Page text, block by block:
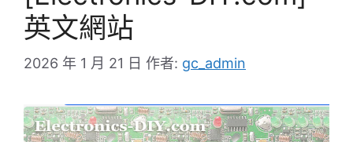
英文網站
2026 年 1 月 21 日 作者: gc_admin